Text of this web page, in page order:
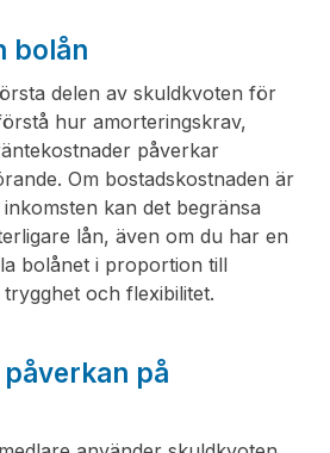
bolån
delen av skuldkvoten för
hur amorteringskrav,
påverkar
Om bostadskostnaden är
kan det begränsa
lån, även om du har en
bolånet i proportion till
och flexibilitet.
på